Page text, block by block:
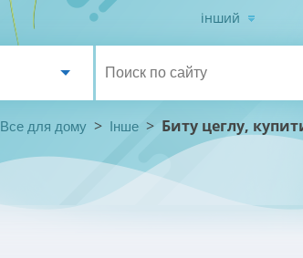
інший
Все для дому > Інше > Биту цеглу,